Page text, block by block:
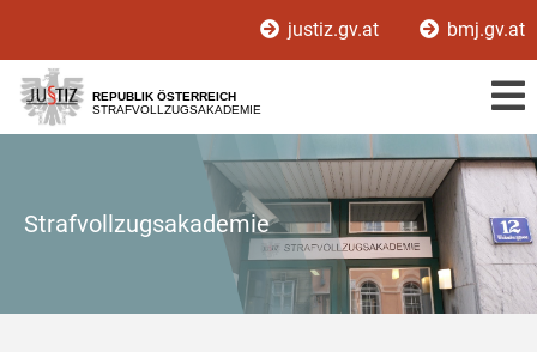
[1]
[2]
[3]
justiz.gv.at bmj.gv.at
REPUBLIK ÖSTERREICH
STRAFVOLLZUGSAKADEMIE
Strafvollzugsakademie